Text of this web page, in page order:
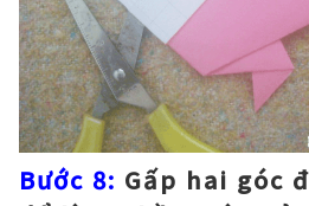
Bước 8: Gấp hai góc